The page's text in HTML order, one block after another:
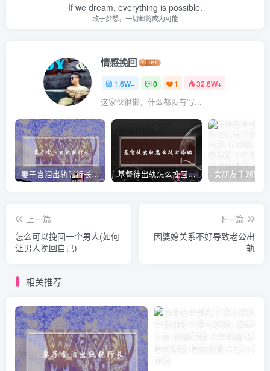
If we dream, everything is possible.
敢于梦想，一切都将成为可能
情感挽回
1.6W+ 0 1 32.6W+
这家伙很懒，什么都没有写...
妻子含泪出轨张行长 她说全都是因为家中 基督徒出轨怎么挽回婚姻(基督徒面对出轨婚姻)
上一篇
怎么可以挽回一个男人(如何
让男人挽回自己)
下一篇
因婆媳关系不好导致老公出
轨
相关推荐